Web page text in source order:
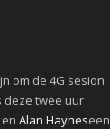
om de 4G sesion
deze twee uur
en Alan Hayneseen